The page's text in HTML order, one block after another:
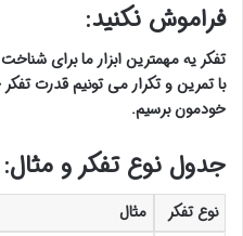
فراموش نکنید:
تفکر یه مهمترین ابزار ما برای
با تمرین و تکرار می تونیم قدرت
خودمون برسیم.
جدول نوع تفکر و مثال:
نوع تفکر مثال